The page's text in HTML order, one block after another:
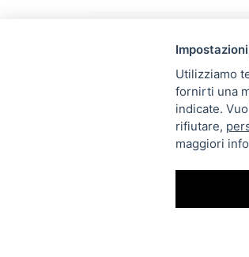
Via Melo 224/a, Bari,
+39 080 990 5699
P.IVA: 05921860721
Utilizziamo
fornirti una
indicate.
rifiutare,
maggiori